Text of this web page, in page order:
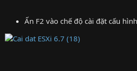
Ấn F2 vào chế độ cài đặt cấu